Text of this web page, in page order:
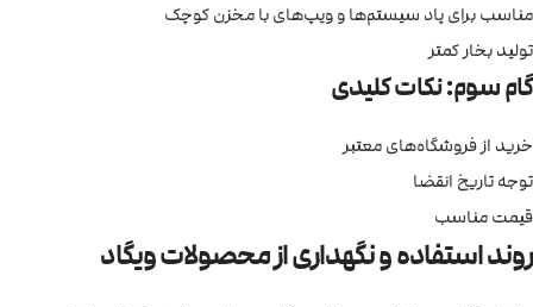
مناسب برای پاد سیستم‌ها و ویپ‌های با مخزن کوچک
تولید بخار کمتر
گام سوم: نکات کلیدی
خرید از فروشگاه‌های معتبر
توجه تاریخ انقضا
قیمت مناسب
روند استفاده و نگهداری از محصولات ویگاد